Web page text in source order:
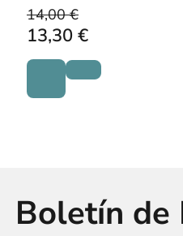
14,00 €
13,30 €
Boletín de